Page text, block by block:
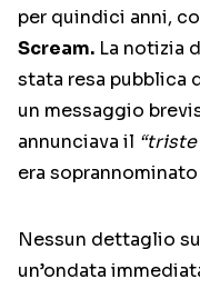
per quindici anni,
Scream. La notizia
stata resa pubblica
un messaggio
annunciava il
era
Nessun dettaglio
un’ondata